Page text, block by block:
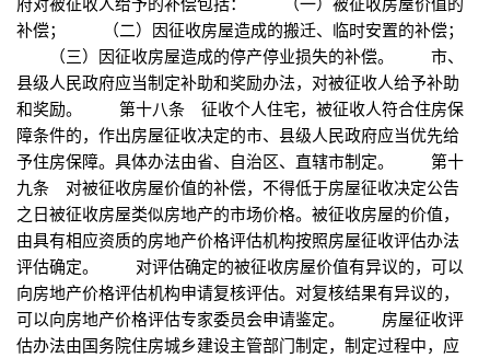
补偿； （二）因征收房屋造成的搬迁、临时安置的补偿；
（三）因征收房屋造成的停产停业损失的补偿。 市、
县级人民政府应当制定补助和奖励办法，对被征收人给予补助
和奖励。 第十八条 征收个人住宅，被征收人符合住房保
障条件的，作出房屋征收决定的市、县级人民政府应当优先给
予住房保障。具体办法由省、自治区、直辖市制定。 第十
九条 对被征收房屋价值的补偿，不得低于房屋征收决定公告
之日被征收房屋类似房地产的市场价格。被征收房屋的价值，
由具有相应资质的房地产价格评估机构按照房屋征收评估办法
评估确定。 对评估确定的被征收房屋价值有异议的，可以
向房地产价格评估机构申请复核评估。对复核结果有异议的，
可以向房地产价格评估专家委员会申请鉴定。 房屋征收评
估办法由国务院住房城乡建设主管部门制定，制定过程中，应